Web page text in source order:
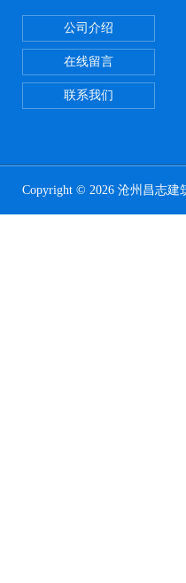
公司介绍
在线留言
联系我们
Copyright © 2026 沧州昌志建